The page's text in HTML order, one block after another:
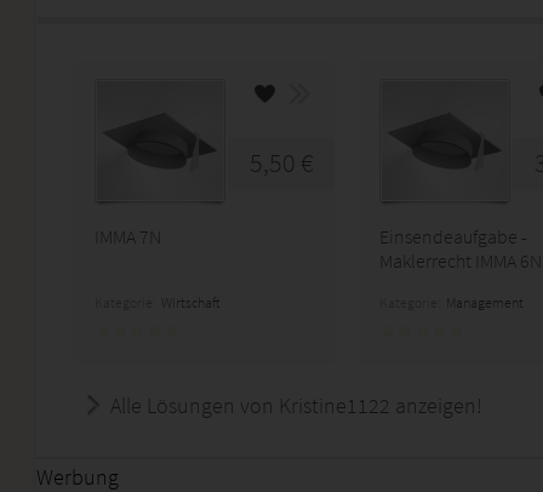
5,50 €
IMMA 7N
Wirtschaft
Einsendeaufgabe -
Maklerrecht IMMA 6N
Management
Alle Lösungen von Kristine1122 anzeigen!
Werbung